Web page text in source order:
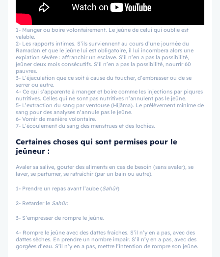
1- Manger ou boire volontairement. Le jeûne de celui qui oublie est
valable.
2- Les rapports intimes. S’ils surviennent au cours d’une journée du
Ramadan et que le jeûne lui est obligatoire, il lui incombera alors une
expiation sévère : affranchir un esclave. S’il n’en a pas la possibilité,
jeûner deux mois consécutifs. S’il n’en a pas la possibilité, nourrir 60
pauvres.
3- L’éjaculation que ce soit à cause du toucher, d’embrasser ou de se
serrer ou autre.
4- Ce qui s’apparente à manger et boire comme les injections par piqures
nutritives. Celles qui ne sont pas nutritives n’annulent pas le jeûne.
5- L’extraction du sang par ventouse (Hijâma). Le prélèvement minime de
sang pour des analyses n’annule pas le jeûne.
6- Vomir de manière volontaire.
7- L’écoulement du sang des menstrues et des lochies.
Certaines choses qui sont permises pour le
jeûneur :
Avaler sa salive, gouter des aliments en cas de besoin (sans avaler), se
laver, se parfumer, se rafraîchir (par un bain ou autre).
1- Prendre un repas avant l’aube (Sahûr)
2- Retarder le Sahûr.
3- S’empresser de rompre le jeûne.
4- Rompre le jeûne avec des dattes fraîches. S’il n’y en a pas, avec des
dattes sèches. En prendre un nombre impair. S’il n’y en a pas, avec des
gorgées d’eau. S’il n’y en a pas, mettre l’intention de rompre son jeûne.